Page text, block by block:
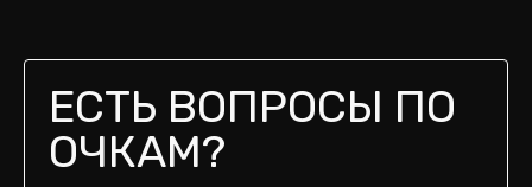
ЕСТЬ ВОПРОСЫ ПО
ОЧКАМ?